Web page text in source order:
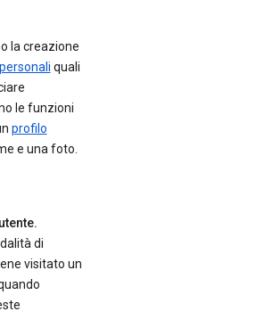
la creazione
quali
le funzioni
profilo
e una foto.
di
visitato un